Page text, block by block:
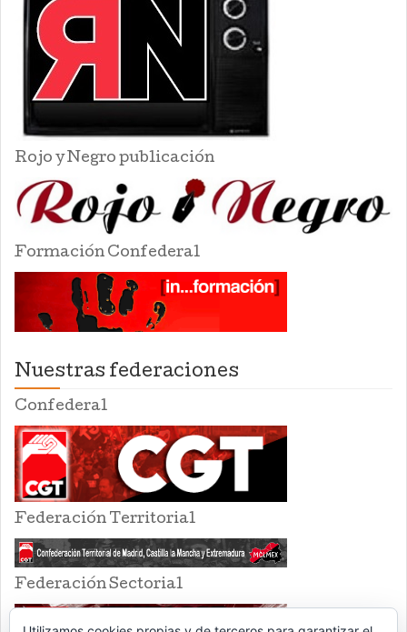
Rojo y Negro publicación
Formación Confederal
Nuestras federaciones
Confederal
Federación Territorial
Federación Sectorial